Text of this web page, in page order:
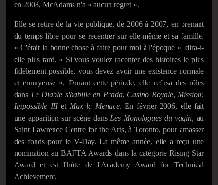
en 2008, McAdams n'a « aucun regret ».
Elle se retire de la vie publique, de 2006 à 2007, en prenant
du temps libre pour se recentrer sur elle-même et sa famille.
« C'était la bonne chose à faire pour moi à l'époque », dira-t-
elle plus tard. « Si vous voulez raconter des histoires le plus
fidèlement possible, vous devez avoir une existence normale
et ennuyeuse ». Durant cette période, elle refusa des rôles
dans Le Diable s'habille en Prada, Casino Royale, Mission:
Impossible IIIet Max la Menace. En février 2006, elle fait
une apparition sur scène dans Les Monologues du vagin, au
Saint Lawrence Centre for the Arts, à Toronto, pour amasser
des fonds pour le V-Day. La même année, elle a reçu une
nomination au BAFTA Awards dans la catégorie Rising Star
Award et est l'hôte de l'Academy Award for Technical
Achievement.